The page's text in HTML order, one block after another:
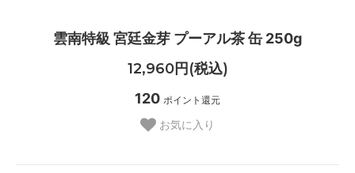
雲南特級 宮廷金芽 プーアル茶 缶 250g
12,960円(税込)
120 ポイント還元
お気に入り